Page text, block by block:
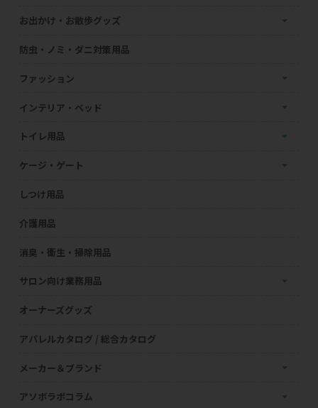
お出かけ・お散歩グッズ
防虫・ノミ・ダニ対策用品
ファッション
インテリア・ベッド
トイレ用品
ケージ・ゲート
しつけ用品
介護用品
消臭・衛生・掃除用品
サロン向け業務用品
オーナーズグッズ
アパレルカタログ / 総合カタログ
メーカー＆ブランド
アソボラボコラム